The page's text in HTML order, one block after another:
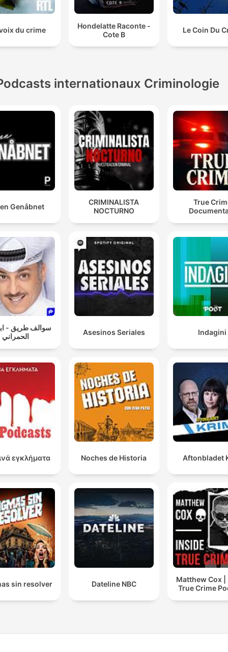
du crime
Hondelatte Raconte -
Cote B
Le Coin Du
internationaux Criminologie
Genåbnet
CRIMINALISTA
NOCTURNO
True
سوالف طريق -
الحمراني
Asesinos Seriales Indagini
εγκλήματα Noches de Historia Aftonbladet
sin resolver Dateline NBC
Matthew Cox |
True Crime